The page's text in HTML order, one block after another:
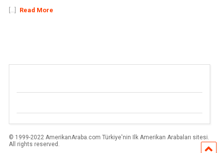
[...] Read More
© 1999-2022 AmerikanAraba.com Türkiye'nin Ilk Amerikan Arabaları sitesi.
All rights reserved.